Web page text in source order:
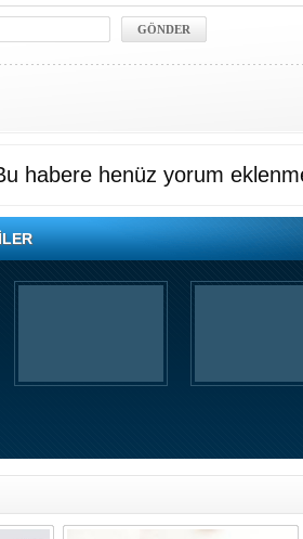
habere henüz yorum